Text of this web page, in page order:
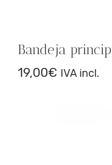
Bandeja
19,00€ IVA incl.